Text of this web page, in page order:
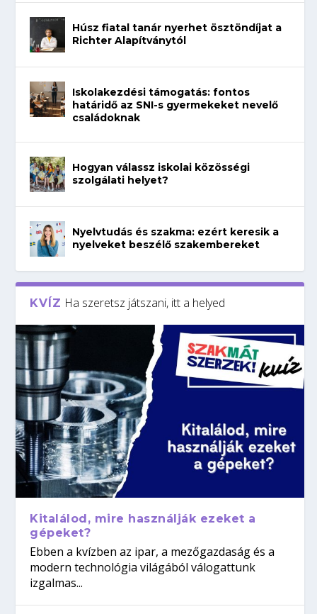
Húsz fiatal tanár nyerhet ösztöndíjat a
Richter Alapítványtól
Iskolakezdési támogatás: fontos
határidő az SNI-s gyermekeket nevelő
családoknak
Hogyan válassz iskolai közösségi
szolgálati helyet?
Nyelvtudás és szakma: ezért keresik a
nyelveket beszélő szakembereket
KVÍZ Ha szeretsz játszani, itt a helyed
Kitalálod, mire használják ezeket a
gépeket?
Ebben a kvízben az ipar, a mezőgazdaság és a
modern technológia világából válogattunk
izgalmas...